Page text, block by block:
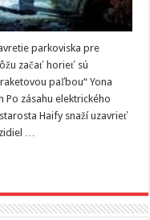
parkoviska pre
začať horieť sú
paľbou“ Yona
Po zásahu elektrického
Haify snaží uzavrieť
…